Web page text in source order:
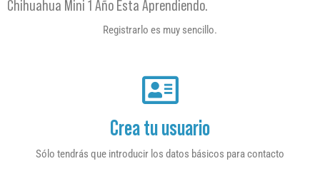
Chihuahua Mini 1 Año Esta Aprendiendo.
Registrarlo es muy sencillo.
Crea tu usuario
Sólo tendrás que introducir los datos básicos para contacto